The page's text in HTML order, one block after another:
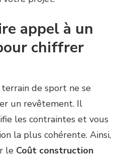
appel à un
chiffrer
de sport ne se
un revêtement. Il
les contraintes et vous
la plus cohérente. Ainsi,
le Coût construction